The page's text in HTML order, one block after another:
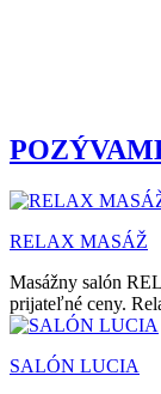
RELAX MASÁŽ
Masážny salón
prijateľné ceny.
SALÓN LUCIA